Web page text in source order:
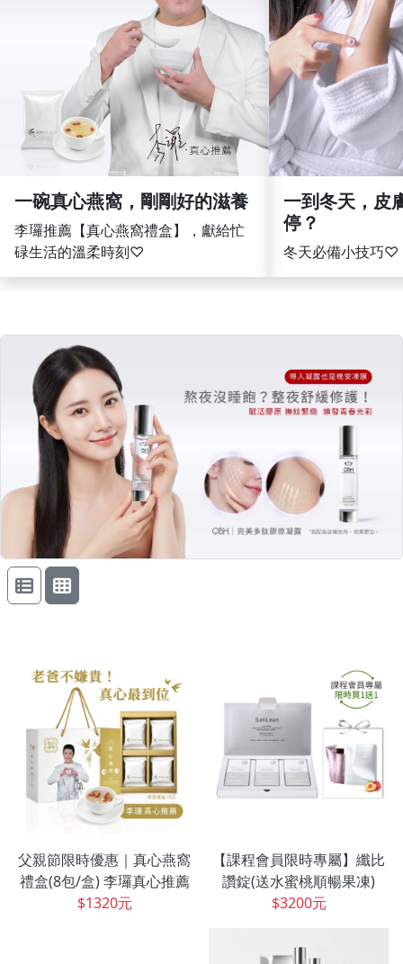
一碗真心燕窩，剛剛好的滋養
李㼈推薦【真心燕窩禮盒】，獻給忙
碌生活的溫柔時刻♡
繼續閱讀
一到冬天，皮
停？
冬天必備小技巧♡
繼
父親節限時優惠｜真心燕窩
禮盒(8包/盒) 李㼈真心推薦
$1320元
【課程會員限時專屬】纖比
讚錠(送水蜜桃順暢果凍)
$3200元